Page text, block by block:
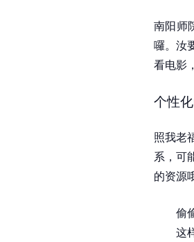
南阳师
囉。汝
看电影
个性
照我老
系，可
的资源
偷
这